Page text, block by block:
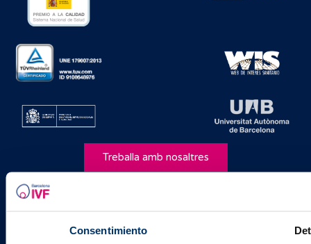
Consentimiento
Treballa amb nosaltres
Política de cookies